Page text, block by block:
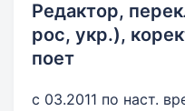
Редактор,
рос, укр.),
поет
с 03.2011 по наст.